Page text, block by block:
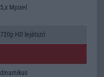
5,x Mpixel
720p HD lejátszó
dinamikus